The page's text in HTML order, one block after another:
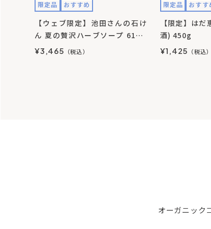
限定品 おすすめ
【ウェブ限定】池田さんの石け
ん 夏の贅沢ハーブソープ 610m
L（ポンプタイプ）
¥3,465 （税込）
限定品 おすす
【限定】は
酒) 450g
¥1,425 （税込）
オーガニック